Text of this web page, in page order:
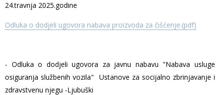
24.travnja 2025.godine
Odluka o dodjeli ugovora nabava proizvoda za čišćenje.(pdf)
- Odluka o dodjeli ugovora za javnu nabavu "Nabava usluge
osiguranja službenih vozila" Ustanove za socijalno zbrinjavanje i
zdravstvenu njegu -Ljubuški